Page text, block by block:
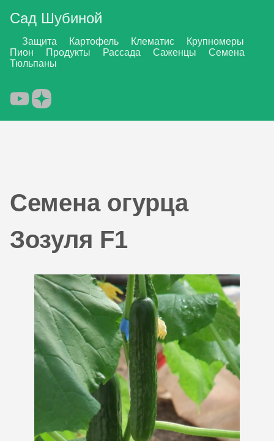
Сад Шубиной
Защита Картофель Клематис
Крупномеры
Пион
Продукты Рассада Саженцы
Семена
Тюльпаны
Семена огурца
Зозуля F1